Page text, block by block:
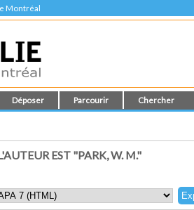
Montréal
Déposer Parcourir Chercher
EST "PARK, W. M."